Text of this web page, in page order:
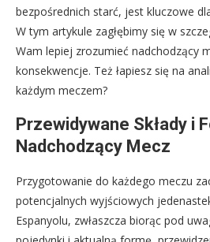
bezpośrednich starć, jest kluczowe
W tym artykule zagłębimy się w
Wam lepiej zrozumieć nadchodzący
konsekwencje. Też łapiesz się na
każdym meczem?
Przewidywane Składy i
Nadchodzący Mecz
Przygotowanie do każdego meczu
potencjalnych wyjściowych
Espanyolu, zwłaszcza biorąc pod